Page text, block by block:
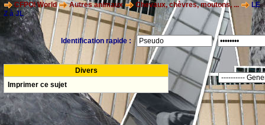
CFPOI World Autres animaux Chevaux, chèvres, moutons, ...
LE
Z à JL
Identification rapide :
Divers
Imprimer ce sujet